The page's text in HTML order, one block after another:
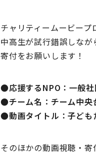
チャリティームービープ
中高生が試行錯誤しな
寄付をお願いします！
●応援するNPO：一般
●チーム名：チーム中央
●動画タイトル：子ども
そのほかの動画視聴・寄